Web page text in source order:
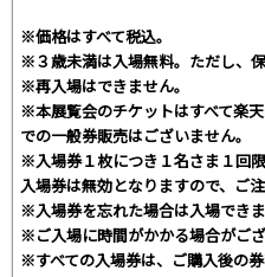
※価格はすべて税込。
※３歳未満は入場無料。ただし、保
※再入場はできません。
※本展覧会のチケットはすべて楽
での一般券販売はございません。
※入場券１枚につき１名さま１回
入場券は無効となりますので、ご注
※入場券を忘れた場合は入場でき
※ご入場に時間がかかる場合がご
※すべての入場券は、ご購入後の